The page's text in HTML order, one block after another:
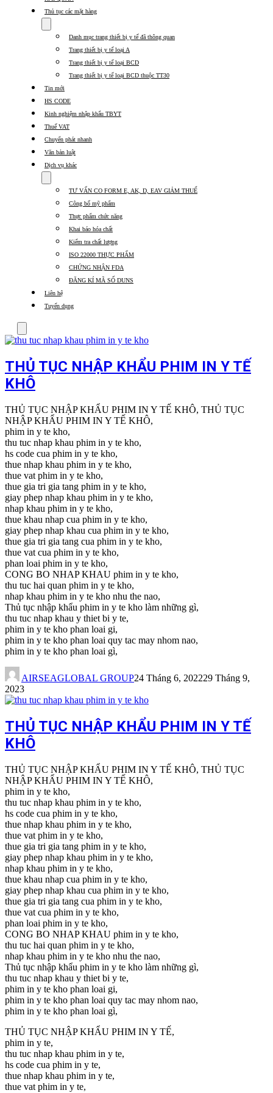
Thủ tục các mặt hàng
submenu
Thủ
tục
mặt
hàng
Danh mục trang thiết bị y tế đã thông quan
Trang thiết bị y tế loại A
Trang thiết bị y tế loại BCD
Trang thiết bị y tế loại BCD thuộc TT30
Tin mới
HS CODE
Kinh nghiệm nhập khẩu TBYT
Thuế VAT
Chuyển phát nhanh
Văn bản luật
Dịch vụ khác
submenu
Dịch
TƯ VẤN CO FORM E, AK, D, EAV GIẢM THUẾ
Công bố mỹ phẩm
Thực phẩm chức năng
Khai báo hóa chất
Kiểm tra chất lượng
ISO 22000 THỰC PHẨM
CHỨNG NHẬN FDA
ĐĂNG KÍ MÃ SỐ DUNS
Liên hệ
Tuyển dụng
THỦ TỤC NHẬP KHẨU PHIM IN Y TẾ
KHÔ
THỦ TỤC NHẬP KHẨU PHIM IN Y TẾ KHÔ, THỦ TỤC
NHẬP KHẨU PHIM IN Y TẾ KHÔ,
phim in y te kho,
thu tuc nhap khau phim in y te kho,
hs code cua phim in y te kho,
thue nhap khau phim in y te kho,
thue vat phim in y te kho,
thue gia tri gia tang phim in y te kho,
giay phep nhap khau phim in y te kho,
nhap khau phim in y te kho,
thue khau nhap cua phim in y te kho,
giay phep nhap khau cua phim in y te kho,
thue gia tri gia tang cua phim in y te kho,
thue vat cua phim in y te kho,
phan loai phim in y te kho,
CONG BO NHAP KHAU phim in y te kho,
thu tuc hai quan phim in y te kho,
nhap khau phim in y te kho nhu the nao,
Thủ tục nhập khẩu phim in y te kho làm những gì,
thu tuc nhap khau y thiet bi y te,
phim in y te kho phan loai gi,
phim in y te kho phan loai quy tac may nhom nao,
phim in y te kho phan loai gì,
AIRSEAGLOBAL GROUP24 Tháng 6, 202229 Tháng 9,
2023
THỦ TỤC NHẬP KHẨU PHIM IN Y TẾ
KHÔ
THỦ TỤC NHẬP KHẨU PHIM IN Y TẾ KHÔ, THỦ TỤC
NHẬP KHẨU PHIM IN Y TẾ KHÔ,
phim in y te kho,
thu tuc nhap khau phim in y te kho,
hs code cua phim in y te kho,
thue nhap khau phim in y te kho,
thue vat phim in y te kho,
thue gia tri gia tang phim in y te kho,
giay phep nhap khau phim in y te kho,
nhap khau phim in y te kho,
thue khau nhap cua phim in y te kho,
giay phep nhap khau cua phim in y te kho,
thue gia tri gia tang cua phim in y te kho,
thue vat cua phim in y te kho,
phan loai phim in y te kho,
CONG BO NHAP KHAU phim in y te kho,
thu tuc hai quan phim in y te kho,
nhap khau phim in y te kho nhu the nao,
Thủ tục nhập khẩu phim in y te kho làm những gì,
thu tuc nhap khau y thiet bi y te,
phim in y te kho phan loai gi,
phim in y te kho phan loai quy tac may nhom nao,
phim in y te kho phan loai gì,
THỦ TỤC NHẬP KHẨU PHIM IN Y TẾ,
phim in y te,
thu tuc nhap khau phim in y te,
hs code cua phim in y te,
thue nhap khau phim in y te,
thue vat phim in y te,